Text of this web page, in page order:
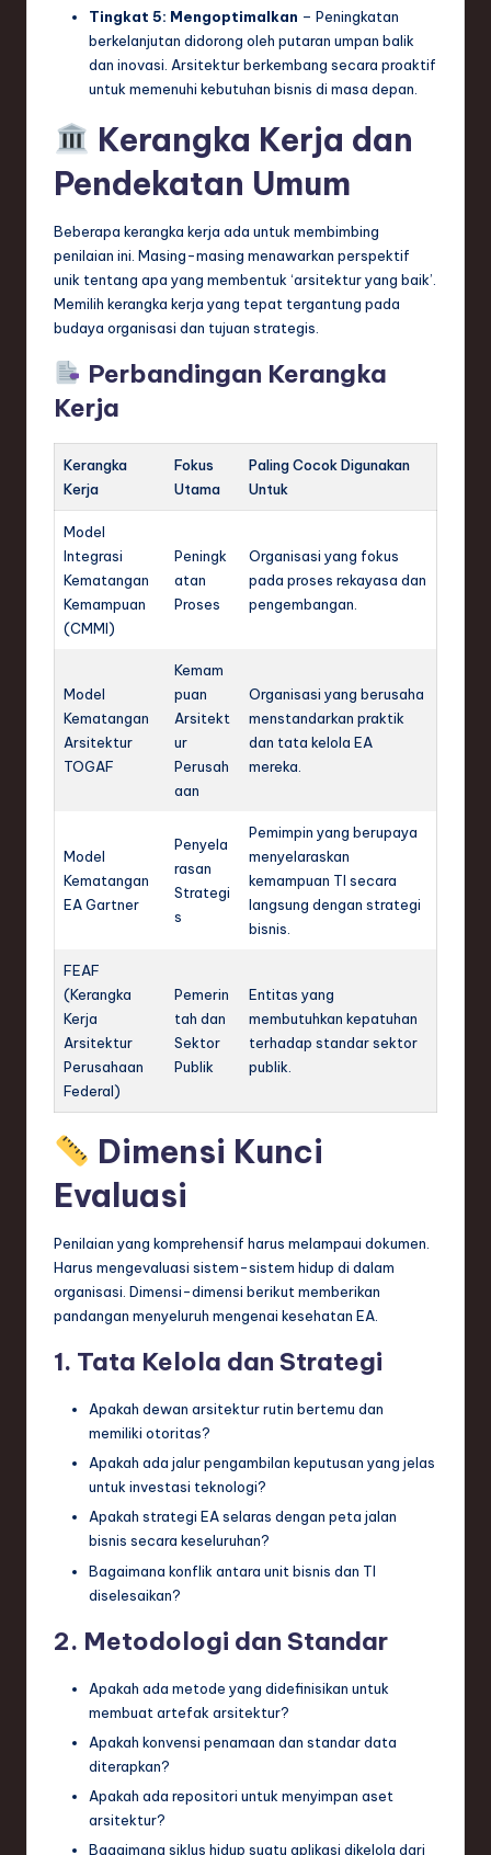
Tingkat 5: Mengoptimalkan – Peningkatan
berkelanjutan didorong oleh putaran umpan balik
dan inovasi. Arsitektur berkembang secara proaktif
untuk memenuhi kebutuhan bisnis di masa depan.
Kerangka Kerja dan
Pendekatan Umum
Beberapa kerangka kerja ada untuk membimbing
penilaian ini. Masing-masing menawarkan perspektif
unik tentang apa yang membentuk ‘arsitektur yang baik’.
Memilih kerangka kerja yang tepat tergantung pada
budaya organisasi dan tujuan strategis.
Perbandingan Kerangka
Kerja
Kerangka
Kerja
Fokus
Utama
Paling Cocok Digunakan
Untuk
Model
Integrasi
Kematangan
Kemampuan
(CMMI)
Peningk
atan
Proses
Organisasi yang fokus
pada proses rekayasa dan
pengembangan.
Model
Kematangan
Arsitektur
TOGAF
Kemam
puan
Arsitekt
ur
Perusah
aan
Organisasi yang berusaha
menstandarkan praktik
dan tata kelola EA
mereka.
Model
Kematangan
EA Gartner
Penyela
rasan
Strategi
s
Pemimpin yang berupaya
menyelaraskan
kemampuan TI secara
langsung dengan strategi
bisnis.
FEAF
(Kerangka
Kerja
Arsitektur
Perusahaan
Federal)
Pemerin
tah dan
Sektor
Publik
Entitas yang
membutuhkan kepatuhan
terhadap standar sektor
publik.
Dimensi Kunci
Evaluasi
Penilaian yang komprehensif harus melampaui dokumen.
Harus mengevaluasi sistem-sistem hidup di dalam
organisasi. Dimensi-dimensi berikut memberikan
pandangan menyeluruh mengenai kesehatan EA.
1. Tata Kelola dan Strategi
Apakah dewan arsitektur rutin bertemu dan
memiliki otoritas?
Apakah ada jalur pengambilan keputusan yang jelas
untuk investasi teknologi?
Apakah strategi EA selaras dengan peta jalan
bisnis secara keseluruhan?
Bagaimana konflik antara unit bisnis dan TI
diselesaikan?
2. Metodologi dan Standar
Apakah ada metode yang didefinisikan untuk
membuat artefak arsitektur?
Apakah konvensi penamaan dan standar data
diterapkan?
Apakah ada repositori untuk menyimpan aset
arsitektur?
Bagaimana siklus hidup suatu aplikasi dikelola dari